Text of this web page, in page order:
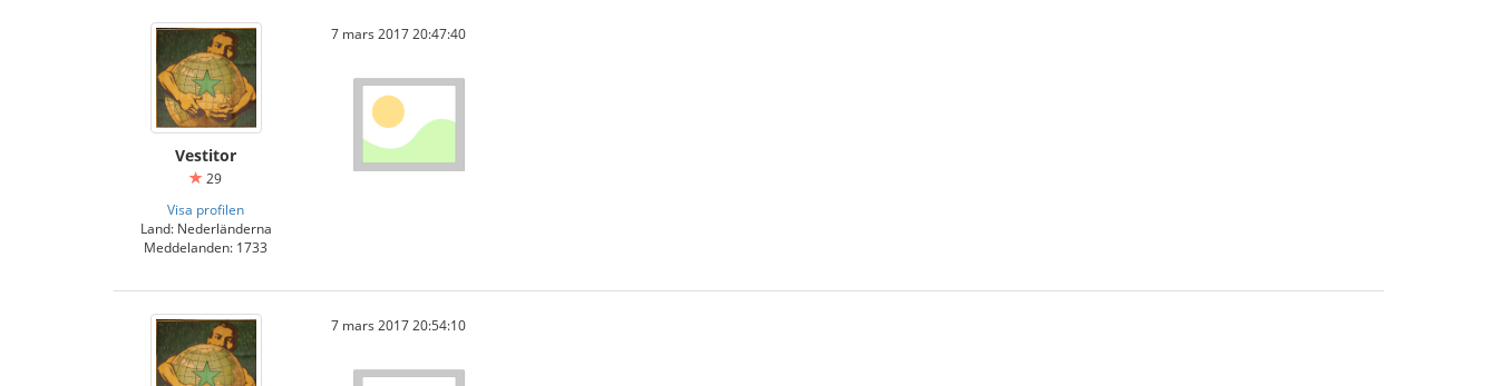
Vestitor
29
Visa profilen
Land: Nederländerna
Meddelanden: 1733
7 mars 2017 20:47:40
7 mars 2017 20:54:10